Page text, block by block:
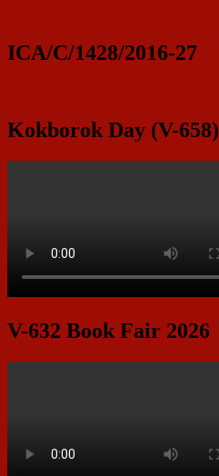
ICA/C/1428/2016-27
Kokborok Day (V-658)
V-632 Book Fair 2026